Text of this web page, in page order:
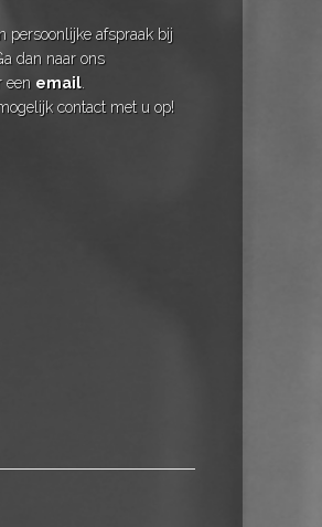
persoonlijke afspraak bij
dan naar ons
een email.
contact met u op!